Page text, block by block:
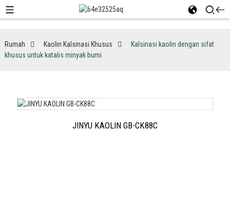
Rumah Kaolin Kalsinasi Khusus
Kalsinasi kaolin dengan sifat
khusus untuk katalis minyak bumi
JINYU KAOLIN GB-CK88C